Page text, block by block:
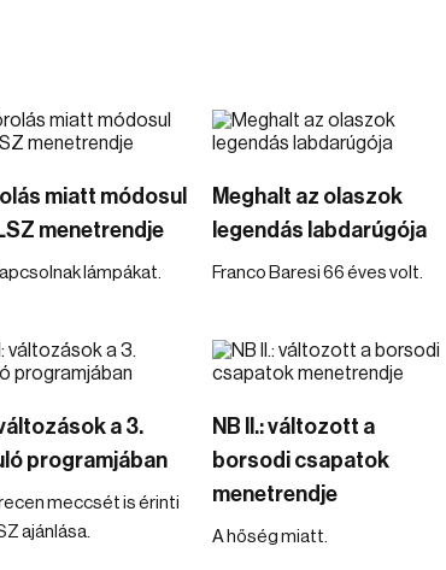
miatt módosul
menetrendje
lámpákat.
Meghalt az olaszok
legendás labdarúgója
Franco Baresi 66 éves volt.
változások a 3.
programjában
meccsét is érinti
ajánlása.
NB II.: változott a
borsodi csapatok
menetrendje
A hőség miatt.